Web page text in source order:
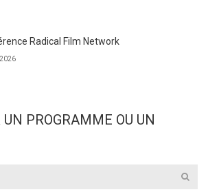
Radical Film Network
PROGRAMME OU UN